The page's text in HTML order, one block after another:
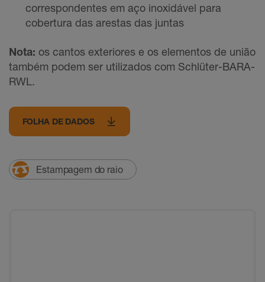
correspondentes em aço inoxidável para
cobertura das arestas das juntas
Nota: os cantos exteriores e os elementos de união
também podem ser utilizados com Schlüter-BARA-
RWL.
FOLHA DE DADOS
Estampagem do raio